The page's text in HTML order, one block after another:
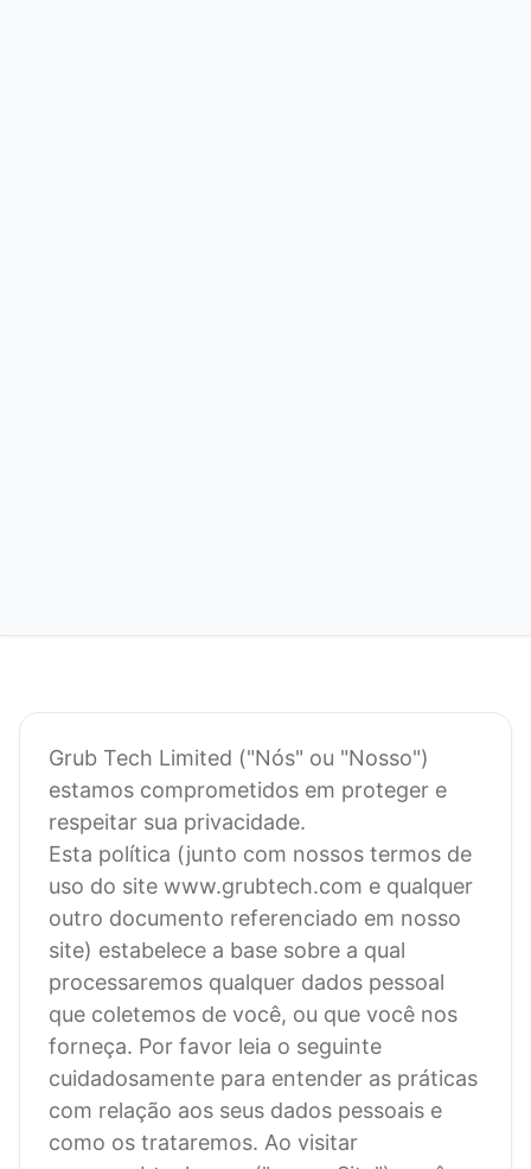
Grub Tech Limited ("Nós" ou "Nosso")
estamos comprometidos em proteger e
respeitar sua privacidade.
Esta política (junto com nossos termos de
uso do site www.grubtech.com e qualquer
outro documento referenciado em nosso
site) estabelece a base sobre a qual
processaremos qualquer dados pessoal
que coletemos de você, ou que você nos
forneça. Por favor leia o seguinte
cuidadosamente para entender as práticas
com relação aos seus dados pessoais e
como os trataremos. Ao visitar